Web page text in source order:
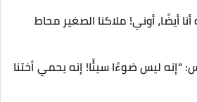
أيضًا، أوني! ملاكنا الصغير محاط
ليس ضوءًا سيئًا! إنه يحمي أختنا